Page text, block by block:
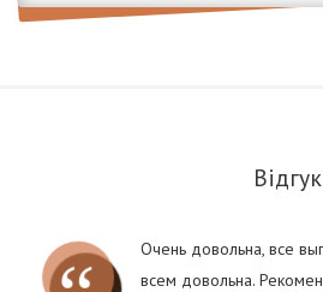
Очень довольна, все
всем довольна.